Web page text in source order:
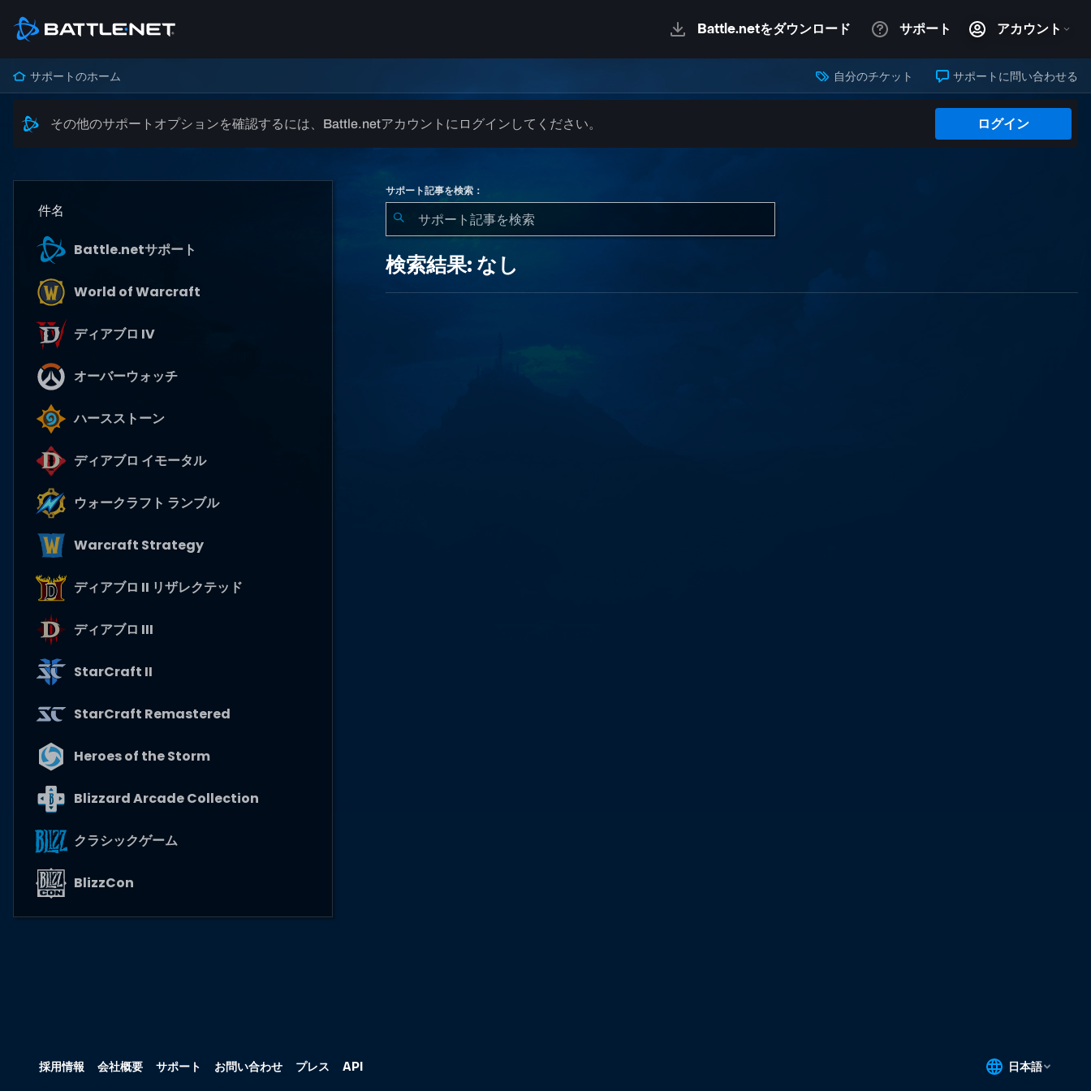
サポートのホーム 自分のチケット サポートに問い合わせる
その他のサポートオプションを確認するには、Battle.netアカウントにログインしてください。 ログイン
件名
Battle.netサポート
World of Warcraft
ディアブロ IV
オーバーウォッチ
ハースストーン
ディアブロ イモータル
ウォークラフト ランブル
Warcraft Strategy
ディアブロ II リザレクテッド
ディアブロ III
StarCraft II
StarCraft Remastered
Heroes of the Storm
Blizzard Arcade Collection
クラシックゲーム
BlizzCon
サポート記事を検索：
結
果:
検索結果: なし